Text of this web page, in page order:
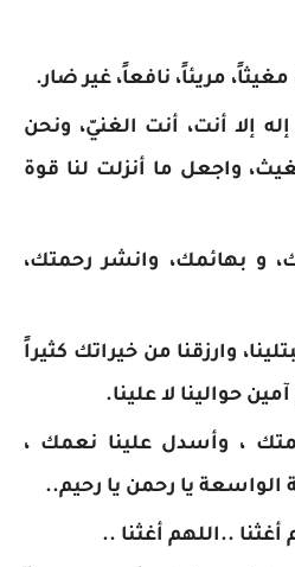
مريئاً، نافعاً، غير ضار.
إله إلا أنت، أنت الغنيّ، ونحن
واجعل ما أنزلت لنا قوة
و بهائمك، وانشر رحمتك،
وارزقنا من خيراتك كثيراً
حوالينا لا علينا.
، وأسدل علينا نعمك ،
يا رحمن يا رحيم..
أغثنا ..اللهم أغثنا ..